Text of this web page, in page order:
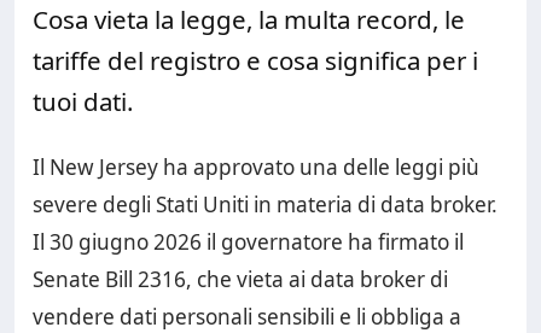
Cosa vieta la legge, la multa record, le
tariffe del registro e cosa significa per i
tuoi dati.
Il New Jersey ha approvato una delle leggi più
severe degli Stati Uniti in materia di data broker.
Il 30 giugno 2026 il governatore ha firmato il
Senate Bill 2316, che vieta ai data broker di
vendere dati personali sensibili e li obbliga a